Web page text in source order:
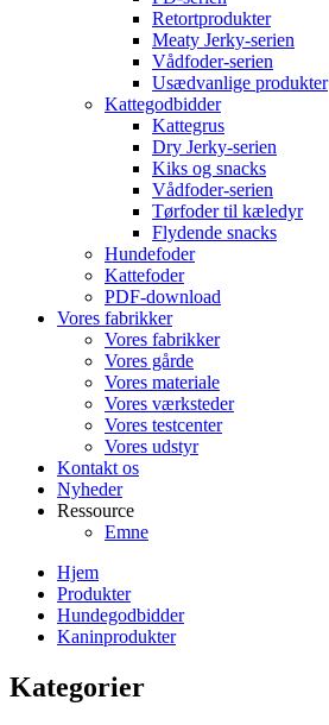
Retortprodukter
Meaty Jerky-serien
Vådfoder-serien
Usædvanlige produkter
Kattegodbidder
Kattegrus
Dry Jerky-serien
Kiks og snacks
Vådfoder-serien
Tørfoder til kæledyr
Flydende snacks
Hundefoder
Kattefoder
PDF-download
Vores fabrikker
Vores fabrikker
Vores gårde
Vores materiale
Vores værksteder
Vores testcenter
Vores udstyr
Kontakt os
Nyheder
Ressource
Emne
Hjem
Produkter
Hundegodbidder
Kaninprodukter
Kategorier